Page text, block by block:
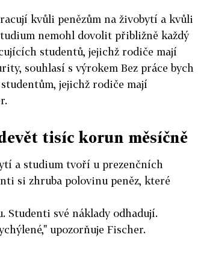
kvůli penězům na živobytí a kvůli
nemohl dovolit přibližně každý
studentů, jejichž rodiče mají
souhlasí s výrokem Bez práce bych
jejichž rodiče mají
tisíc korun měsíčně
a studium tvoří u prezenčních
si zhruba polovinu peněz, které
Studenti své náklady odhadují.
upozorňuje Fischer.